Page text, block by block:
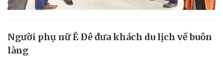
Người phụ nữ Ê Đê đưa khách du lịch về buôn
làng